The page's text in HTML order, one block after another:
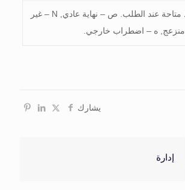
* اتصالات قسط متاحة عند الطلب. ص – نهاية عادي, N – غير
منزعج, ه – اضطراب خارجي.
يشارك
إدارة